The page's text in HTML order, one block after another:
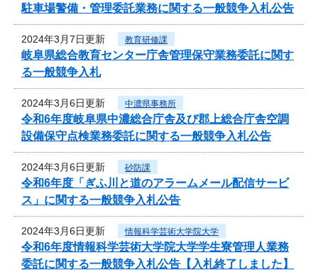
駐車場警備・管理委託業務に関する一般競争入札公告
2024年3月7日更新 教育研修課
岐阜県総合教育センター庁舎管理保守業務委託に関す
る一般競争入札
2024年3月6日更新 中濃県事務所
令和6年度岐阜県中濃総合庁舎及び郡上総合庁舎空調
設備保守点検業務委託に関する一般競争入札公告
2024年3月6日更新 砂防課
令和6年度「ぎふ川と道のアラームメール配信サービ
ス」に関する一般競争入札公告
2024年3月6日更新 情報科学芸術大学院大学
令和6年度情報科学芸術大学院大学学生寮管理人業務
委託に関する一般競争入札公告【入札終了しました】